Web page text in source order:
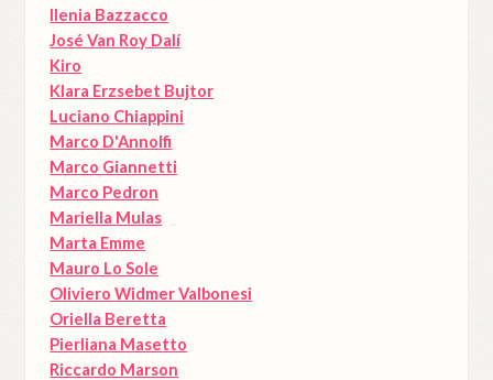
Ilenia Bazzacco
José Van Roy Dalí
Kiro
Klara Erzsebet Bujtor
Luciano Chiappini
Marco D'Annolfi
Marco Giannetti
Marco Pedron
Mariella Mulas
Marta Emme
Mauro Lo Sole
Oliviero Widmer Valbonesi
Oriella Beretta
Pierliana Masetto
Riccardo Marson